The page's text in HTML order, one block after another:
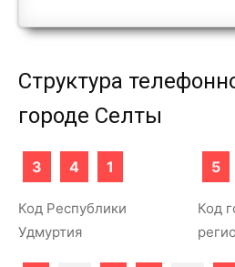
Структура
городе Селты
3 4 1
Код Республики
Удмуртия
5
Код